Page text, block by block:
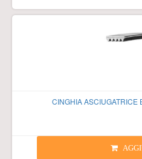
CINGHIA